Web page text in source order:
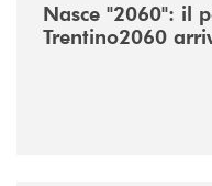
Nasce "2060": il
Trentino2060